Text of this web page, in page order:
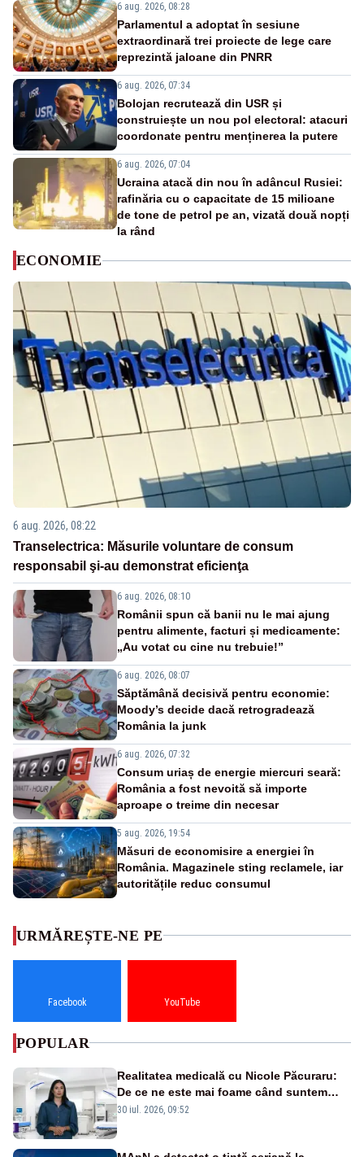
6 aug. 2026, 08:28
Parlamentul a adoptat în sesiune
extraordinară trei proiecte de lege care
reprezintă jaloane din PNRR
6 aug. 2026, 07:34
Bolojan recrutează din USR și
construiește un nou pol electoral: atacuri
coordonate pentru menținerea la putere
6 aug. 2026, 07:04
Ucraina atacă din nou în adâncul Rusiei:
rafinăria cu o capacitate de 15 milioane
de tone de petrol pe an, vizată două nopți
la rând
ECONOMIE
6 aug. 2026, 08:22
Transelectrica: Măsurile voluntare de consum
responsabil şi-au demonstrat eficienţa
6 aug. 2026, 08:10
Românii spun că banii nu le mai ajung
pentru alimente, facturi și medicamente:
„Au votat cu cine nu trebuie!”
6 aug. 2026, 08:07
Săptămână decisivă pentru economie:
Moody’s decide dacă retrogradează
România la junk
6 aug. 2026, 07:32
Consum uriaș de energie miercuri seară:
România a fost nevoită să importe
aproape o treime din necesar
5 aug. 2026, 19:54
Măsuri de economisire a energiei în
România. Magazinele sting reclamele, iar
autoritățile reduc consumul
URMĂREȘTE-NE PE
Facebook YouTube
POPULAR
Realitatea medicală cu Nicole Păcuraru:
De ce ne este mai foame când suntem
obosiți?
30 iul. 2026, 09:52